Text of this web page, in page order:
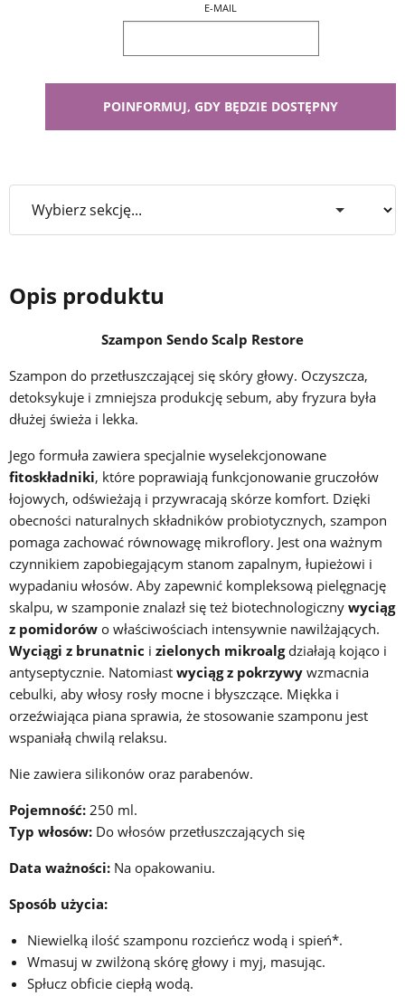
E-MAIL
Opis produktu
Szampon Sendo Scalp Restore
Szampon do przetłuszczającej się skóry głowy. Oczyszcza,
detoksykuje i zmniejsza produkcję sebum, aby fryzura była
dłużej świeża i lekka.
Jego formuła zawiera specjalnie wyselekcjonowane
fitoskładniki, które poprawiają funkcjonowanie gruczołów
łojowych, odświeżają i przywracają skórze komfort. Dzięki
obecności naturalnych składników probiotycznych, szampon
pomaga zachować równowagę mikroflory. Jest ona ważnym
czynnikiem zapobiegającym stanom zapalnym, łupieżowi i
wypadaniu włosów. Aby zapewnić kompleksową pielęgnację
skalpu, w szamponie znalazł się też biotechnologiczny wyciąg
z pomidorów o właściwościach intensywnie nawilżających.
Wyciągi z brunatnic i zielonych mikroalgdziałają kojąco i
antyseptycznie. Natomiast wyciąg z pokrzywy wzmacnia
cebulki, aby włosy rosły mocne i błyszczące. Miękka i
orzeźwiająca piana sprawia, że stosowanie szamponu jest
wspaniałą chwilą relaksu.
Nie zawiera silikonów oraz parabenów.
Pojemność: 250 ml.
Typ włosów: Do włosów przetłuszczających się
Data ważności: Na opakowaniu.
Sposób użycia:
Niewielką ilość szamponu rozcieńcz wodą i spień*.
Wmasuj w zwilżoną skórę głowy i myj, masując.
Spłucz obficie ciepłą wodą.